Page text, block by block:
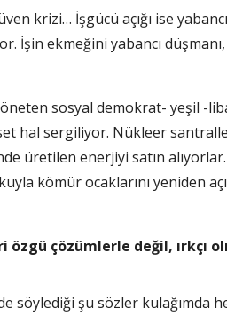
krizi… İşgücü açığı ise
İşin ekmeğini yabancı
sosyal demokrat- yeşil -
hal sergiliyor. Nükleer
üretilen enerjiyi satın
kömür ocaklarını yeniden
özgü çözümlerle değil, ırkçı
söylediği şu sözler kulağımda